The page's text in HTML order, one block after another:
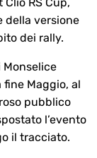
della versione
dei rally.
Maggio, al
pubblico
l’evento
il tracciato.